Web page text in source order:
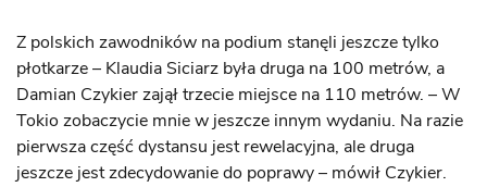
Z polskich zawodników na podium stanęli jeszcze tylko
płotkarze – Klaudia Siciarz była druga na 100 metrów, a
Damian Czykier zajął trzecie miejsce na 110 metrów. – W
Tokio zobaczycie mnie w jeszcze innym wydaniu. Na razie
pierwsza część dystansu jest rewelacyjna, ale druga
jeszcze jest zdecydowanie do poprawy – mówił Czykier.